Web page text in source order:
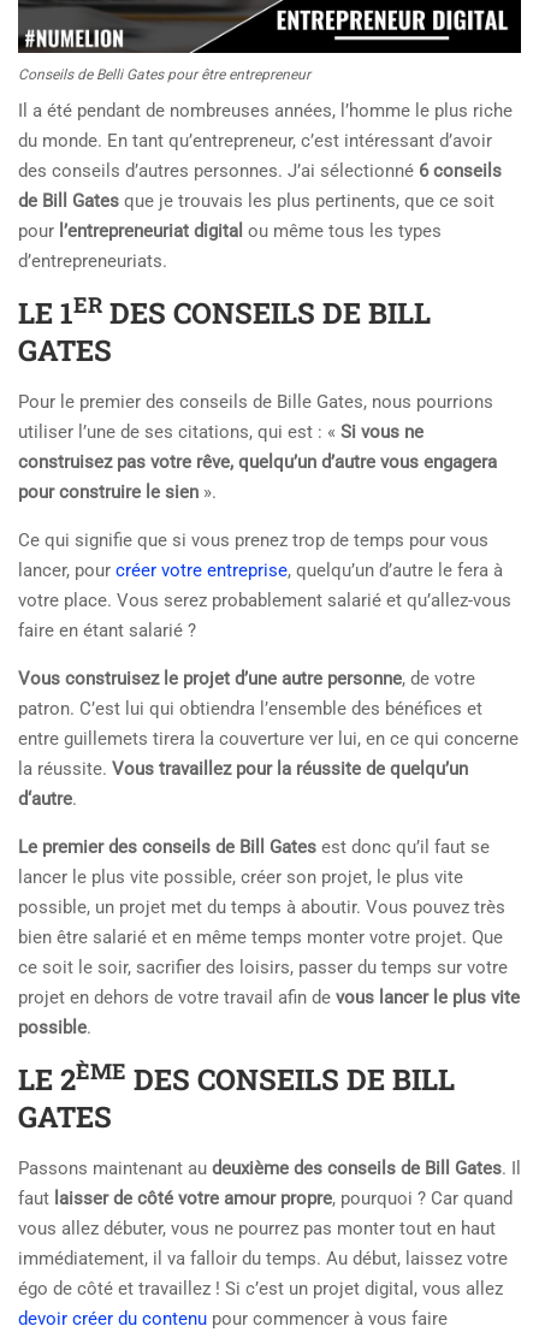
Conseils de Belli Gates pour être entrepreneur
Il a été pendant de nombreuses années, l’homme le plus riche
du monde. En tant qu’entrepreneur, c’est intéressant d’avoir
des conseils d’autres personnes. J’ai sélectionné 6 conseils
de Bill Gates que je trouvais les plus pertinents, que ce soit
pour l’entrepreneuriat digital ou même tous les types
d’entrepreneuriats.
LE 1ER DES CONSEILS DE BILL
GATES
Pour le premier des conseils de Bille Gates, nous pourrions
utiliser l’une de ses citations, qui est : « Si vous ne
construisez pas votre rêve, quelqu’un d’autre vous engagera
pour construire le sien ».
Ce qui signifie que si vous prenez trop de temps pour vous
lancer, pour créer votre entreprise, quelqu’un d’autre le fera à
votre place. Vous serez probablement salarié et qu’allez-vous
faire en étant salarié ?
Vous construisez le projet d’une autre personne, de votre
patron. C’est lui qui obtiendra l’ensemble des bénéfices et
entre guillemets tirera la couverture ver lui, en ce qui concerne
la réussite. Vous travaillez pour la réussite de quelqu’un
d‘autre.
Le premier des conseils de Bill Gates est donc qu’il faut se
lancer le plus vite possible, créer son projet, le plus vite
possible, un projet met du temps à aboutir. Vous pouvez très
bien être salarié et en même temps monter votre projet. Que
ce soit le soir, sacrifier des loisirs, passer du temps sur votre
projet en dehors de votre travail afin de vous lancer le plus vite
possible.
LE 2ÈME DES CONSEILS DE BILL
GATES
Passons maintenant au deuxième des conseils de Bill Gates. Il
faut laisser de côté votre amour propre, pourquoi ? Car quand
vous allez débuter, vous ne pourrez pas monter tout en haut
immédiatement, il va falloir du temps. Au début, laissez votre
égo de côté et travaillez ! Si c’est un projet digital, vous allez
devoir créer du contenu pour commencer à vous faire